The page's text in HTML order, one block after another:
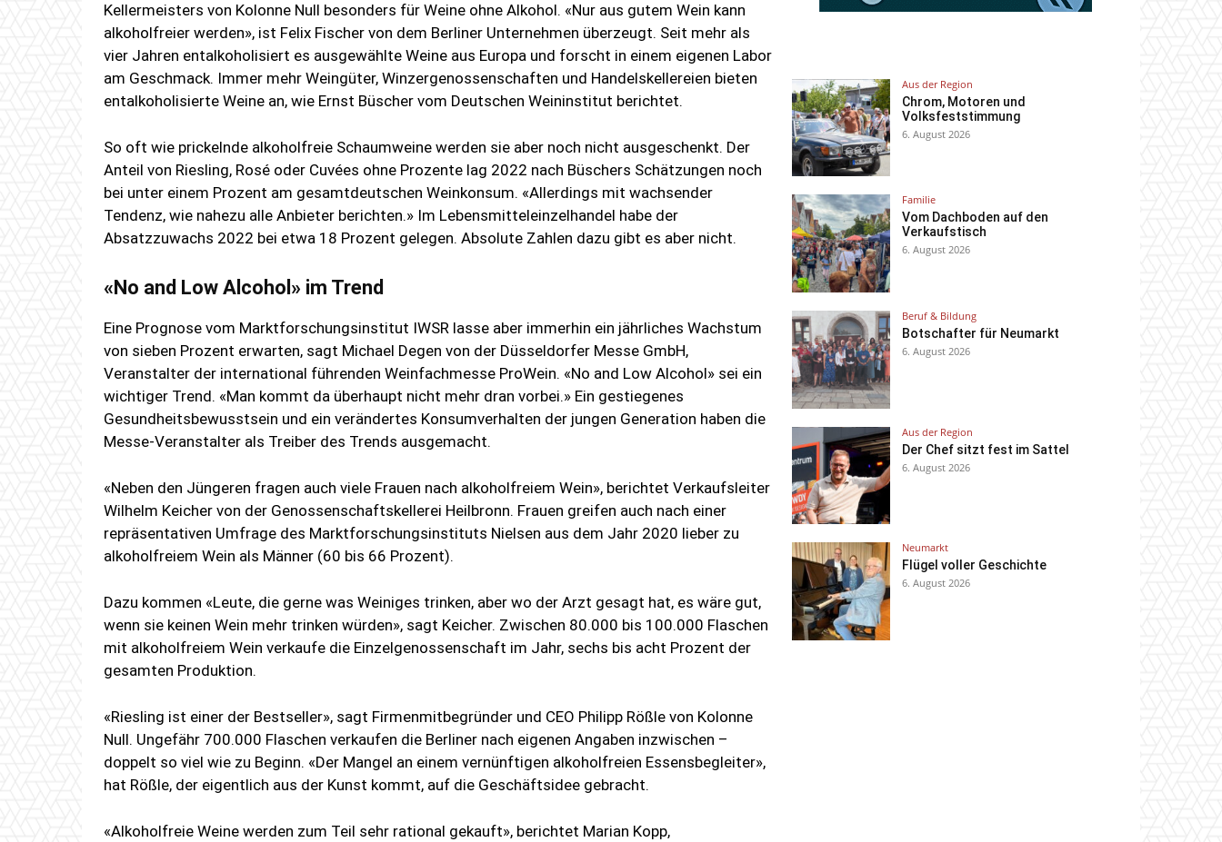
Kellermeisters von Kolonne Null besonders für Weine ohne Alkohol. «Nur aus gutem Wein kann
alkoholfreier werden», ist Felix Fischer von dem Berliner Unternehmen überzeugt. Seit mehr als
vier Jahren entalkoholisiert es ausgewählte Weine aus Europa und forscht in einem eigenen Labor
am Geschmack. Immer mehr Weingüter, Winzergenossenschaften und Handelskellereien bieten
entalkoholisierte Weine an, wie Ernst Büscher vom Deutschen Weininstitut berichtet.
So oft wie prickelnde alkoholfreie Schaumweine werden sie aber noch nicht ausgeschenkt. Der
Anteil von Riesling, Rosé oder Cuvées ohne Prozente lag 2022 nach Büschers Schätzungen noch
bei unter einem Prozent am gesamtdeutschen Weinkonsum. «Allerdings mit wachsender
Tendenz, wie nahezu alle Anbieter berichten.» Im Lebensmitteleinzelhandel habe der
Absatzzuwachs 2022 bei etwa 18 Prozent gelegen. Absolute Zahlen dazu gibt es aber nicht.
«No and Low Alcohol» im Trend
Eine Prognose vom Marktforschungsinstitut IWSR lasse aber immerhin ein jährliches Wachstum
von sieben Prozent erwarten, sagt Michael Degen von der Düsseldorfer Messe GmbH,
Veranstalter der international führenden Weinfachmesse ProWein. «No and Low Alcohol» sei ein
wichtiger Trend. «Man kommt da überhaupt nicht mehr dran vorbei.» Ein gestiegenes
Gesundheitsbewusstsein und ein verändertes Konsumverhalten der jungen Generation haben die
Messe-Veranstalter als Treiber des Trends ausgemacht.
«Neben den Jüngeren fragen auch viele Frauen nach alkoholfreiem Wein», berichtet Verkaufsleiter
Wilhelm Keicher von der Genossenschaftskellerei Heilbronn. Frauen greifen auch nach einer
repräsentativen Umfrage des Marktforschungsinstituts Nielsen aus dem Jahr 2020 lieber zu
alkoholfreiem Wein als Männer (60 bis 66 Prozent).
Dazu kommen «Leute, die gerne was Weiniges trinken, aber wo der Arzt gesagt hat, es wäre gut,
wenn sie keinen Wein mehr trinken würden», sagt Keicher. Zwischen 80.000 bis 100.000 Flaschen
mit alkoholfreiem Wein verkaufe die Einzelgenossenschaft im Jahr, sechs bis acht Prozent der
gesamten Produktion.
«Riesling ist einer der Bestseller», sagt Firmenmitbegründer und CEO Philipp Rößle von Kolonne
Null. Ungefähr 700.000 Flaschen verkaufen die Berliner nach eigenen Angaben inzwischen –
doppelt so viel wie zu Beginn. «Der Mangel an einem vernünftigen alkoholfreien Essensbegleiter»,
hat Rößle, der eigentlich aus der Kunst kommt, auf die Geschäftsidee gebracht.
«Alkoholfreie Weine werden zum Teil sehr rational gekauft», berichtet Marian Kopp,
Aus der Region
Chrom, Motoren und
Volksfeststimmung
6. August 2026
Familie
Vom Dachboden auf den
Verkaufstisch
6. August 2026
Beruf & Bildung
Botschafter für Neumarkt
6. August 2026
Aus der Region
Der Chef sitzt fest im Sattel
6. August 2026
Neumarkt
Flügel voller Geschichte
6. August 2026